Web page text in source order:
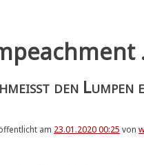
den
am 23.01.2020 00:25 von